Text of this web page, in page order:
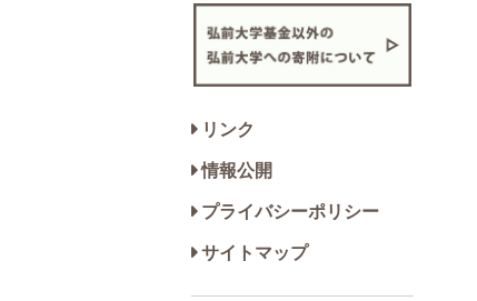
リンク
情報公開
プライバシーポリシー
サイトマップ